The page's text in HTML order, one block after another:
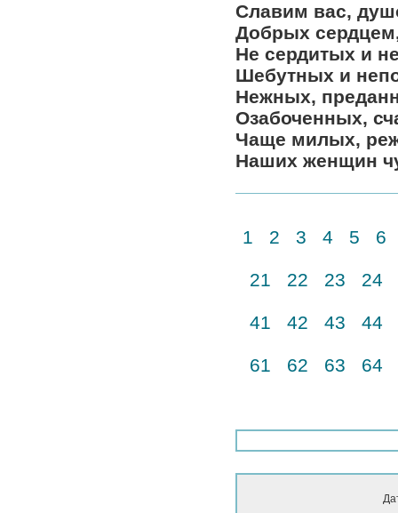
Славим вас,
Добрых
Не сердитых и
Шебутных и
Нежных,
Озабоченных,
Чаще милых,
Наших женщин
1 2 3 4 5 6
21 22 23 24
41 42 43 44
61 62 63 64